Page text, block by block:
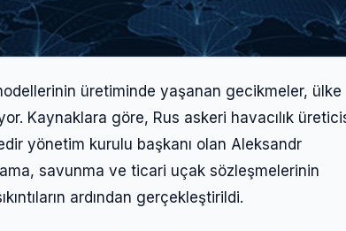
üretiminde yaşanan gecikmeler, ülke
Kaynaklara göre, Rus askeri havacılık
yönetim kurulu başkanı olan Aleksandr
savunma ve ticari uçak sözleşmelerinin
ardından gerçekleştirildi.